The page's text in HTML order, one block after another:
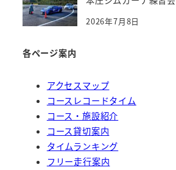
2026年7月8日
各ページ案内
アクセスマップ
コースレコードタイム
コース・施設紹介
コース貸切案内
タイムランキング
フリー走行案内